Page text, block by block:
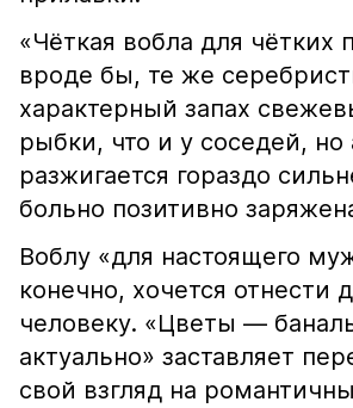
«Чёткая вобла для чётких
вроде бы, те же
характерный запах
рыбки, что и у соседей, но
разжигается гораздо
больно позитивно
Воблу «для настоящего
конечно, хочется отнести
человеку. «Цветы —
актуально» заставляет
свой взгляд на